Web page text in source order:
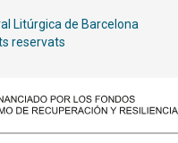
Litúrgica de Barcelona
reservats